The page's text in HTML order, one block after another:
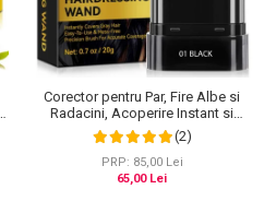
Corector pentru Par, Fire Albe si
Radacini, Acoperire Instant si
Rezistenta la Transfer, 20 g
(2)
PRP: 85,00 Lei
65,00 Lei